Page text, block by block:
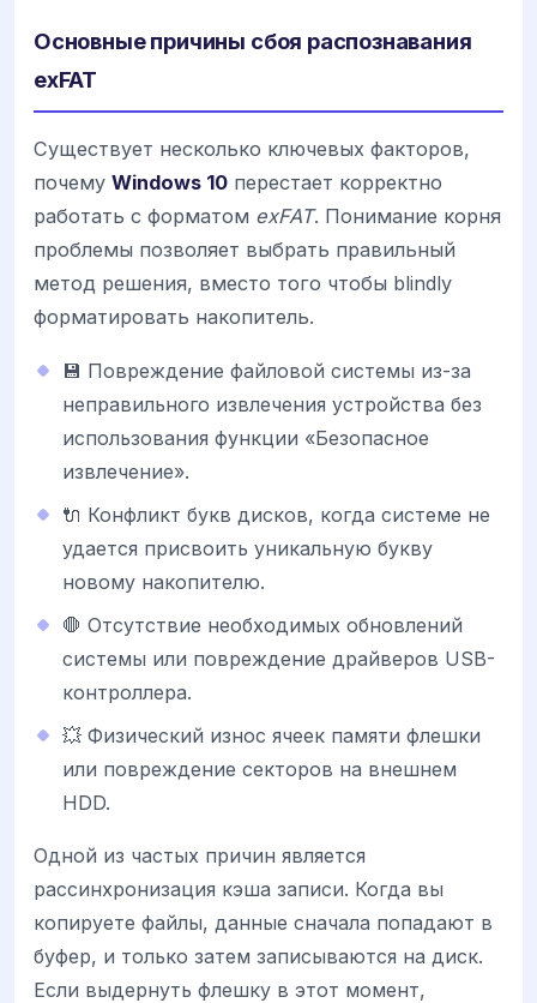
Основные причины сбоя распознавания
exFAT
Существует несколько ключевых факторов,
почему Windows 10 перестает корректно
работать с форматом exFAT. Понимание корня
проблемы позволяет выбрать правильный
метод решения, вместо того чтобы blindly
форматировать накопитель.
💾 Повреждение файловой системы из-за
неправильного извлечения устройства без
использования функции «Безопасное
извлечение».
🔌 Конфликт букв дисков, когда системе не
удается присвоить уникальную букву
новому накопителю.
🛑 Отсутствие необходимых обновлений
системы или повреждение драйверов USB-
контроллера.
💥 Физический износ ячеек памяти флешки
или повреждение секторов на внешнем
HDD.
Одной из частых причин является
рассинхронизация кэша записи. Когда вы
копируете файлы, данные сначала попадают в
буфер, и только затем записываются на диск.
Если выдернуть флешку в этот момент,